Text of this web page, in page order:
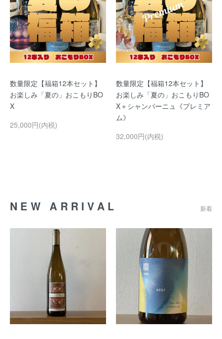
数量限定【福箱12本セット】
お楽しみ「夏の」おこもりBO
X
25,000円(内税)
数量限定【福箱12本セット】
お楽しみ「夏の」おこもりBO
X＋シャンパーニュ《プレミア
ム》
32,000円(内税)
NEW ARRIVAL 新着